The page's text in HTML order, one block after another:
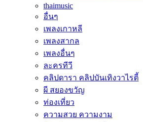
thaimusic
อื่นๆ
เพลงเกาหลี
เพลงสากล
เพลงอื่นๆ
ละครทีวี
คลิปดารา คลิปบันเทิงวาไรตี้
ผี สยองขวัญ
ท่องเที่ยว
ความสวย ความงาม